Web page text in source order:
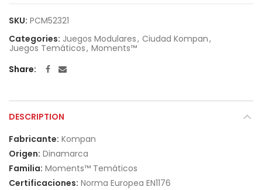
SKU: PCM52321
Categories: Juegos Modulares, Ciudad Kompan,
Juegos Temáticos, Moments™
Share
DESCRIPTION
Fabricante: Kompan
Origen: Dinamarca
Familia: Moments™ Temáticos
Certificaciones: Norma Europea EN1176